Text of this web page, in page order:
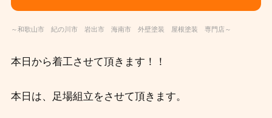
～和歌山市 紀の川市 岩出市 海南市 外壁塗装 屋根塗装 専門店～
本日から着工させて頂きます！！
本日は、足場組立をさせて頂きます。